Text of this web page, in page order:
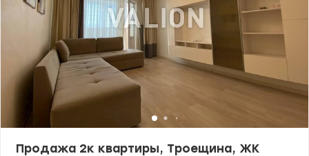
Продажа 2к квартиры, Троещина, ЖК